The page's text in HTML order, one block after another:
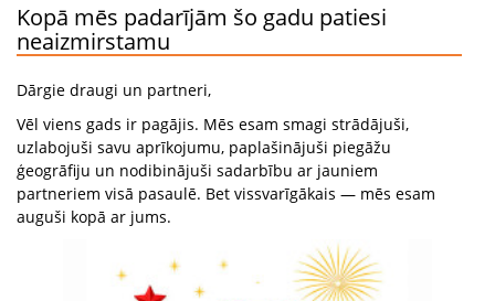
Kopā mēs padarījām šo gadu patiesi
neaizmirstamu
Dārgie draugi un partneri,
Vēl viens gads ir pagājis. Mēs esam smagi strādājuši,
uzlabojuši savu aprīkojumu, paplašinājuši piegāžu
ģeogrāfiju un nodibinājuši sadarbību ar jauniem
partneriem visā pasaulē. Bet vissvarīgākais — mēs esam
auguši kopā ar jums.